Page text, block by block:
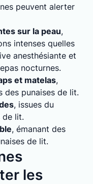
peuvent alerter
sur la peau,
intenses quelles
anesthésiante et
nocturnes.
et matelas,
des punaises de lit.
, issues du
de lit.
, émanant des
de lit.
les